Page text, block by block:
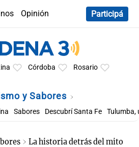
Opinión
Participá
Córdoba Rosario
y Sabores
Sabores Descubrí Santa Fe Tulumba,
La historia detrás del mito